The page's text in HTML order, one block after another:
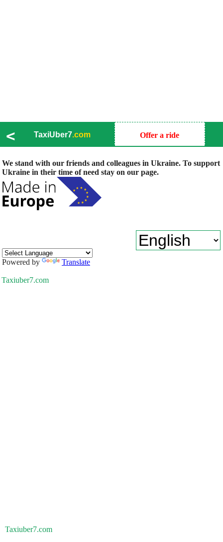
< TaxiUber7.com Offer a ride
We stand with our friends and colleagues in Ukraine. To support
Ukraine in their time of need stay on our page.
Powered by Translate
Taxiuber7.com
Taxiuber7.com